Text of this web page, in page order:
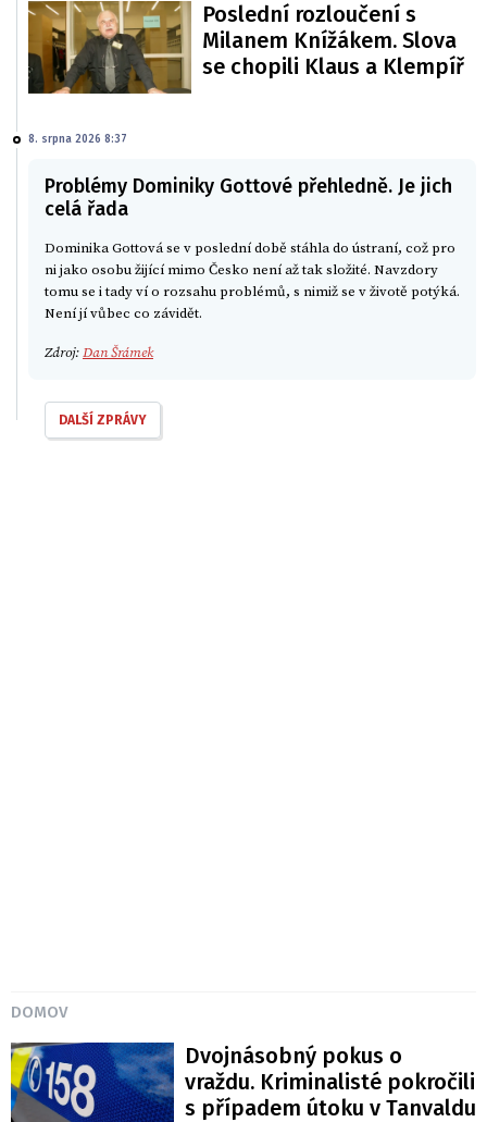
Poslední rozloučení s
Milanem Knížákem. Slova
se chopili Klaus a Klempíř
8. srpna 2026 8:37
Problémy Dominiky Gottové přehledně. Je jich
celá řada
Dominika Gottová se v poslední době stáhla do ústraní, což pro
ni jako osobu žijící mimo Česko není až tak složité. Navzdory
tomu se i tady ví o rozsahu problémů, s nimiž se v životě potýká.
Není jí vůbec co závidět.
Zdroj:Dan Šrámek
DALŠÍ ZPRÁVY
DOMOV
Dvojnásobný pokus o
vraždu. Kriminalisté pokročili
s případem útoku v Tanvaldu